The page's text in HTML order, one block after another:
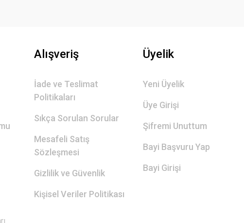
Alışveriş
İade ve Teslimat
Politikaları
Sıkça Sorulan Sorular
Mesafeli Satış
Sözleşmesi
Gizlilik ve Güvenlik
Kişisel Veriler Politikası
Üyelik
Yeni Üyelik
Üye Girişi
Şifremi Unuttum
Bayi Başvuru Yap
Bayi Girişi